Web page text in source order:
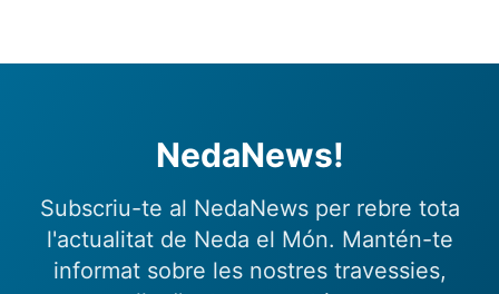
NedaNews!
Subscriu-te al NedaNews per rebre tota
l'actualitat de Neda el Món. Mantén-te
informat sobre les nostres travessies,